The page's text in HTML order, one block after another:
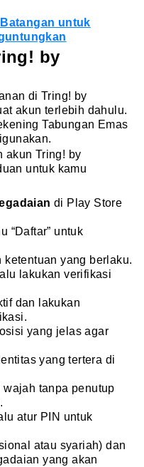
untuk
by
di Tring! by
akun terlebih dahulu.
Tabungan Emas
akun Tring! by
untuk kamu
di Play Store
“Daftar” untuk
ketentuan yang berlaku.
lakukan verifikasi
dan lakukan
yang jelas agar
yang tertera di
tanpa penutup
atur PIN untuk
atau syariah) dan
yang akan